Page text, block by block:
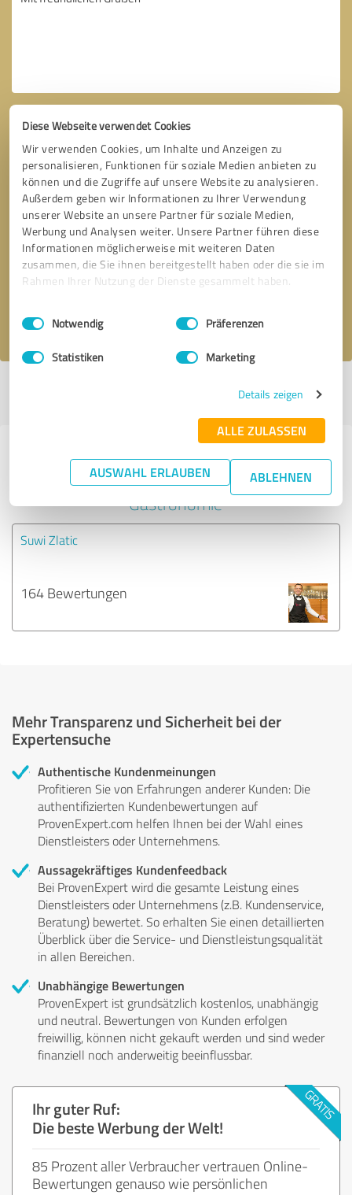
Diese Webseite verwendet Cookies
Wir verwenden Cookies, um Inhalte und Anzeigen zu
personalisieren, Funktionen für soziale Medien anbieten zu
können und die Zugriffe auf unsere Website zu analysieren.
Außerdem geben wir Informationen zu Ihrer Verwendung
unserer Website an unsere Partner für soziale Medien,
Werbung und Analysen weiter. Unsere Partner führen diese
Informationen möglicherweise mit weiteren Daten
zusammen, die Sie ihnen bereitgestellt haben oder die sie im
Rahmen Ihrer Nutzung der Dienste gesammelt haben.
Impressum Datenschutzbestimmungen
Einwilligungsauswahl
Notwendig Präferenzen
Statistiken Marketing
Details zeigen
ALLE ZULASSEN
AUSWAHL ERLAUBEN ABLEHNEN
Bitte um Rückruf * Erforderliche Angaben
Nachricht senden
Ich stimme denDatenschutzbestimmungenzu.
Letzte Aktualisierung: 07.08.2026
Profil
Erfahrungen zu weiteren
Anbietern aus dem Bereich
Gastronomie
Suwi Zlatic
164 Bewertungen
Mehr Transparenz und Sicherheit bei der
Expertensuche
Authentische Kundenmeinungen
Profitieren Sie von Erfahrungen anderer Kunden: Die
authentifizierten Kundenbewertungen auf
ProvenExpert.com helfen Ihnen bei der Wahl eines
Dienstleisters oder Unternehmens.
Aussagekräftiges Kundenfeedback
Bei ProvenExpert wird die gesamte Leistung eines
Dienstleisters oder Unternehmens (z.B. Kundenservice,
Beratung) bewertet. So erhalten Sie einen detaillierten
Überblick über die Service- und Dienstleistungsqualität
in allen Bereichen.
Unabhängige Bewertungen
ProvenExpert ist grundsätzlich kostenlos, unabhängig
und neutral. Bewertungen von Kunden erfolgen
freiwillig, können nicht gekauft werden und sind weder
finanziell noch anderweitig beeinflussbar.
Ihr guter Ruf:
Die beste Werbung der Welt!
85 Prozent aller Verbraucher vertrauen Online-
Bewertungen genauso wie persönlichen